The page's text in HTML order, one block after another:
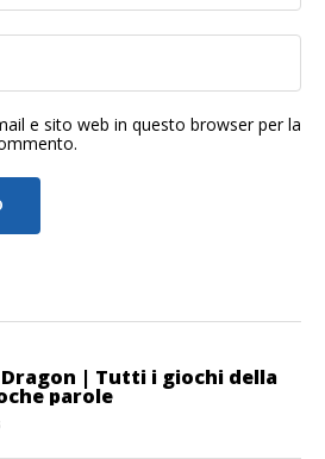
e sito web in questo browser per la
| Tutti i giochi della
parole